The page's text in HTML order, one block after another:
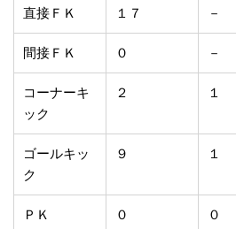
直接ＦＫ １７ －
間接ＦＫ ０ －
コーナーキ
ック
２ １
ゴールキッ
ク
９ １
ＰＫ ０ ０